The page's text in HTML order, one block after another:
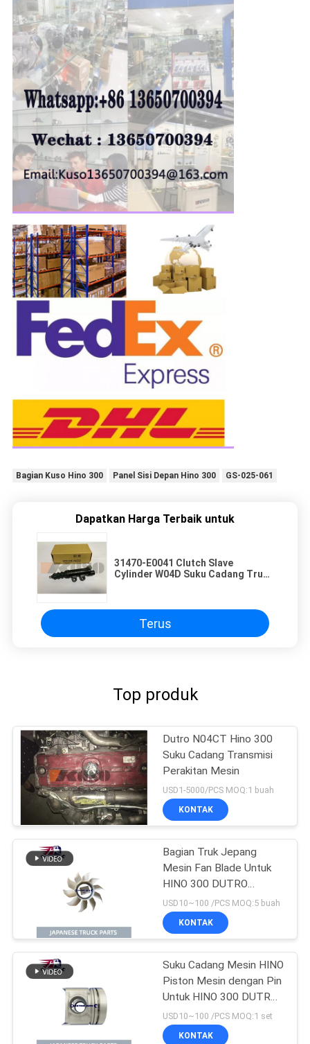
Bagian Kuso Hino 300 Panel Sisi Depan Hino 300 GS-025-061
Dapatkan Harga Terbaik untuk
31470-E0041 Clutch Slave
Cylinder W04D Suku Cadang Truk
Terus
Top produk
Dutro N04CT Hino 300
Suku Cadang Transmisi
Perakitan Mesin
USD1-5000/PCS MOQ:1 buah
KONTAK
Bagian Truk Jepang
Mesin Fan Blade Untuk
HINO 300 DUTRO
N04CT N04C OEM
16361-78100
USD10~100 /PCS MOQ:5 buah
KONTAK
Suku Cadang Mesin HINO
Piston Mesin dengan Pin
Untuk HINO 300 DUTRO
W04D OEM 13216-
E0020
USD10~100 /PCS MOQ:1 set
KONTAK